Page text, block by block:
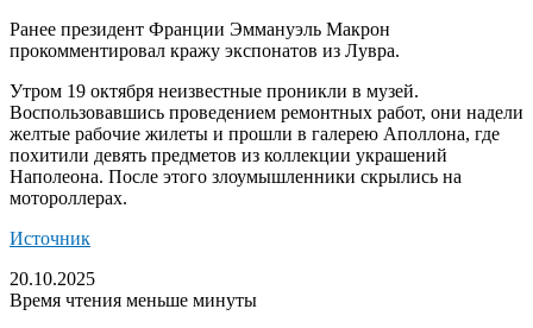
Ранее президент Франции Эммануэль Макрон
прокомментировал кражу экспонатов из Лувра.
Утром 19 октября неизвестные проникли в музей.
Воспользовавшись проведением ремонтных работ, они надели
желтые рабочие жилеты и прошли в галерею Аполлона, где
похитили девять предметов из коллекции украшений
Наполеона. После этого злоумышленники скрылись на
мотороллерах.
Источник
20.10.2025
Время чтения меньше минуты